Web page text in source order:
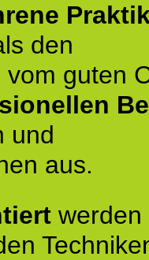
den
vom guten
und
aus.
werden